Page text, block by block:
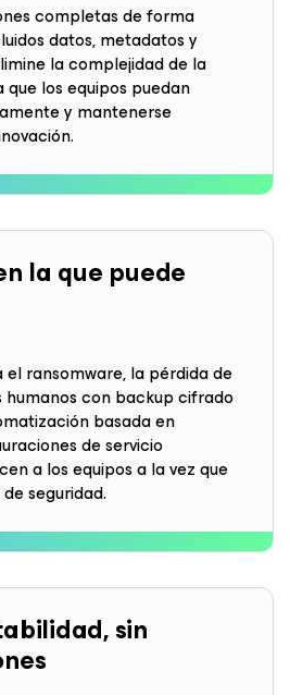
completas de forma
datos, metadatos y
la complejidad de la
los equipos puedan
y mantenerse
la que puede
ransomware, la pérdida de
con backup cifrado
basada en
de servicio
a los equipos a la vez que
seguridad.
sin